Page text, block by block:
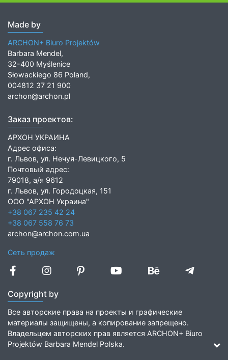
Made by
ARCHON+ Biuro Projektów
Barbara Mendel,
32-400 Myślenice
Słowackiego 86 Poland,
004812 37 21 900
archon@archon.pl
Заказ проектов:
АРХОН УКРАИНА
Адрес офиса:
г. Львов, ул. Нечуя-Левицкого, 5
Почтовый адрес:
79018, а/я 9612
г. Львов, ул. Городоцкая, 151
ООО "АРХОН Украина"
+38 067 235 42 24
+38 067 558 76 73
archon@archon.com.ua
Сеть продаж
Copyright by
Все авторские права на проекты и графические
материалы защищены, а копирование запрещено.
Владельцем авторских прав является ARCHON+ Biuro
Projektów Barbara Mendel Polska.